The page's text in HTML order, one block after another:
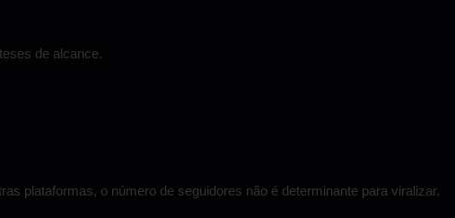
de alcance.
plataformas, o número de seguidores não é determinante para viralizar.